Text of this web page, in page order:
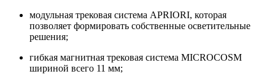
модульная трековая система APRIORI, которая
позволяет формировать собственные осветительные
решения;
гибкая магнитная трековая система MICROCOSM
шириной всего 11 мм;